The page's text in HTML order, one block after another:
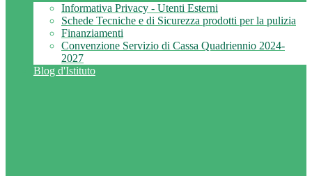
Informativa Privacy - Utenti Esterni
Schede Tecniche e di Sicurezza prodotti per la pulizia
Finanziamenti
Convenzione Servizio di Cassa Quadriennio 2024-
2027
Blog d'Istituto